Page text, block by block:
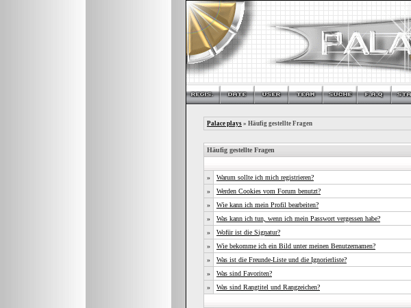
Palace plays » Häufig gestellte Fragen
Häufig gestellte Fragen
»
Warum sollte ich mich registrieren?
»
Werden Cookies vom Forum benutzt?
»
Wie kann ich mein Profil bearbeiten?
»
Was kann ich tun, wenn ich mein Passwort vergessen habe?
»
Wofür ist die Signatur?
»
Wie bekomme ich ein Bild unter meinen Benutzernamen?
»
Was ist die Freunde-Liste und die Ignorierliste?
»
Was sind Favoriten?
»
Was sind Rangtitel und Rangzeichen?